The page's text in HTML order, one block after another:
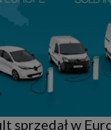
sprzedał w